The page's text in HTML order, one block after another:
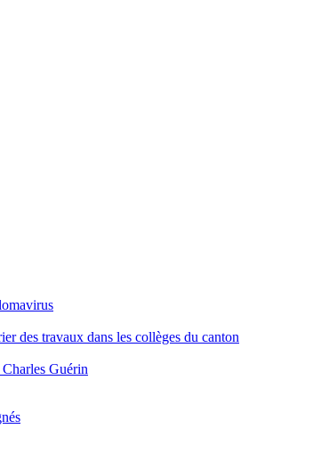
des travaux dans les collèges du canton
Guérin